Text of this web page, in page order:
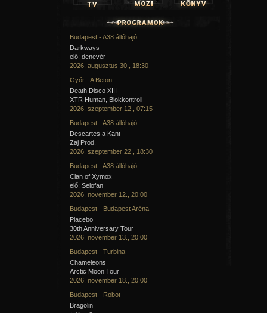
Budapest - A38 állóhajó
Darkways
elő: denevér
2026. augusztus 30., 18:30
Győr - A Beton
Death Disco XIII
XTR Human, Blokkontroll
2026. szeptember 12., 07:15
Budapest - A38 állóhajó
Descartes a Kant
Zaj Prod.
2026. szeptember 22., 18:30
Budapest - A38 állóhajó
Clan of Xymox
elő: Selofan
2026. november 12., 20:00
Budapest - Budapest Aréna
Placebo
30th Anniversary Tour
2026. november 13., 20:00
Budapest - Turbina
Chameleons
Arctic Moon Tour
2026. november 18., 20:00
Budapest - Robot
Bragolin